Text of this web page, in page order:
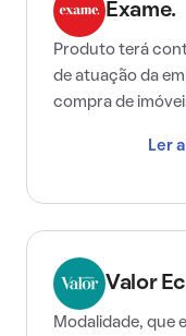
Exame.
Produto terá
de atuação da
compra de
Ler
Valor
Modalidade, que